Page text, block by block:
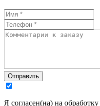
Отправить
Я согласен(на) на обработку